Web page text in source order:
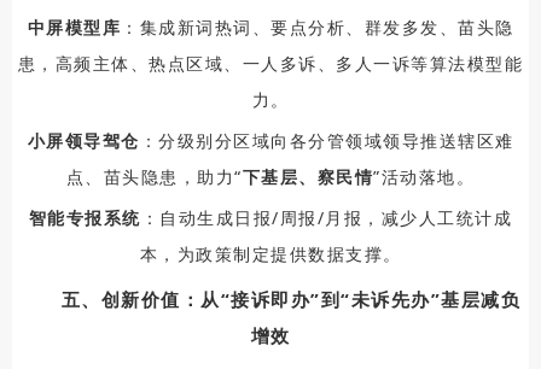
中屏模型库 ：集成新词热词、要点分析、群发多发、苗头隐
患，高频主体、热点区域、一人多诉、多人一诉等算法模型能
力。
小屏领导驾仓 ：分级别分区域向各分管领域领导推送辖区难
点、苗头隐患，助力“下基层、察民情”活动落地。
智能专报系统 ：自动生成日报/周报/月报，减少人工统计成
本，为政策制定提供数据支撑。
五、创新价值：从“接诉即办”到“未诉先办”基层减负
增效